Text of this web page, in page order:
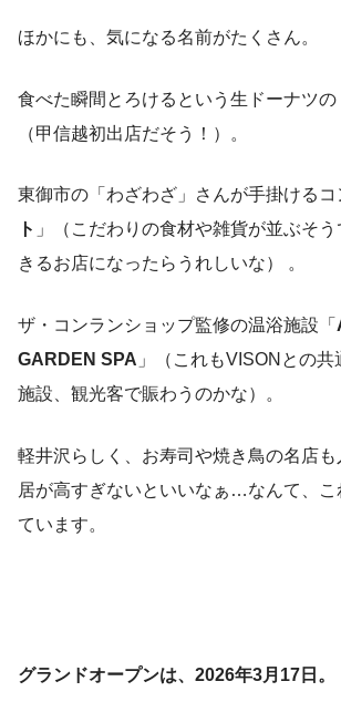
ほかにも、気になる名前がたくさん。
食べた瞬間とろけるという生ドーナツの
（甲信越初出店だそう！）。
東御市の「わざわざ」さんが手掛けるコ
ト 」（こだわりの食材や雑貨が並ぶそ
きるお店になったらうれしいな） 。
ザ・コンランショップ監修の温浴施設「
GARDEN SPA 」（これもVISONとの
施設、観光客で賑わうのかな）。
軽井沢らしく、お寿司や焼き鳥の名店
居が高すぎないといいなぁ…なんて、こ
ています。
グランドオープンは、2026年3月17日。